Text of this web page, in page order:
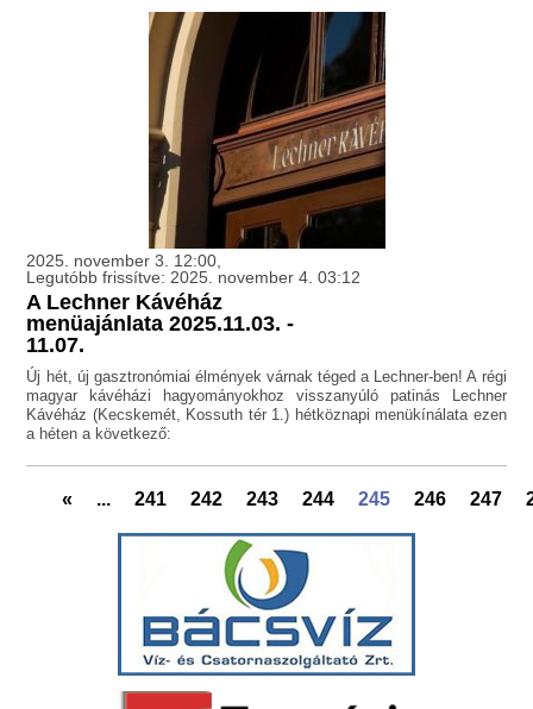
2025. november 3. 12:00,
Legutóbb frissítve: 2025. november 4. 03:12
A Lechner Kávéház
menüajánlata 2025.11.03. -
11.07.
Új hét, új gasztronómiai élmények várnak téged a Lechner-ben! A régi
magyar kávéházi hagyományokhoz visszanyúló patinás Lechner
Kávéház (Kecskemét, Kossuth tér 1.) hétköznapi menükínálata ezen
a héten a következő:
« ... 241 242 243 244 245 246 247